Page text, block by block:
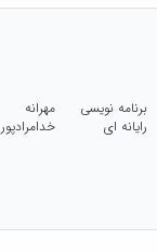
برنامه نویسی
رایانه ای
مهرانه
خدامرادپور